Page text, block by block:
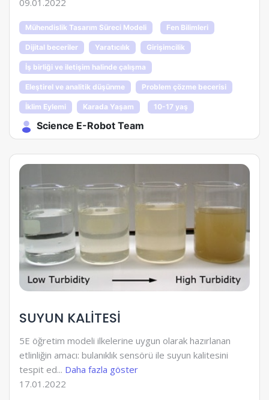
Mühendislik Tasarım Süreci Modeli Fen Bilimleri
Dijital beceriler Yaratıcılık Girişimcilik
İş birliği ve iletişim halinde çalışma
Eleştirel ve analitik düşünme Problem çözme becerisi
İklim Eylemi Karada Yaşam 10-17 yaş
Science E-Robot Team
SUYUN KALİTESİ
5E öğretim modeli ilkelerine uygun olarak hazırlanan
etlinliğin amacı: bulanıklık sensörü ile suyun kalitesini
tespit ed... Daha fazla göster
17.01.2022